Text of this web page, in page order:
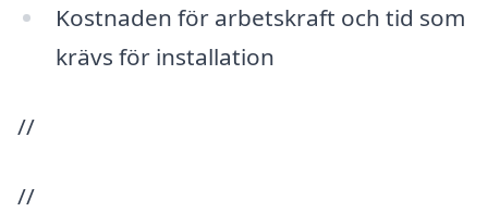
Kostnaden för arbetskraft och tid som
krävs för installation
//
//